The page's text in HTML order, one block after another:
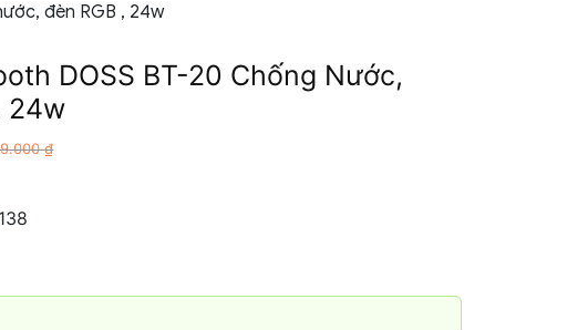
đèn RGB , 24w
DOSS BT-20 Chống Nước,
24w
₫